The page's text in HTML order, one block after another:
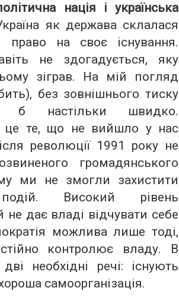
нація і українська
як держава склалася
право на своє існування.
не здогадується, яку
зіграв. На мій погляд
без зовнішнього тиску
б настільки швидко.
це те, що не вийшло у нас
революції 1991 року не
громадянського
ми не змогли захистити
Високий рівень
не дає владі відчувати себе
можлива лише тоді,
контролює владу. В
необхідні речі: існують
самоорганізація.